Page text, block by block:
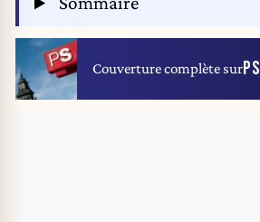
Couverture complète surPS